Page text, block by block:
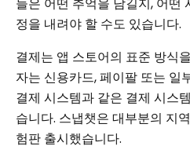
정을 내려야 할 수도 있습니다.
결제는 앱 스토어의 표준 방식
자는 신용카드, 페이팔 또는 일
결제 시스템과 같은 결제 시스
습니다. 스냅챗은 대부분의 지
험판 출시했습니다.